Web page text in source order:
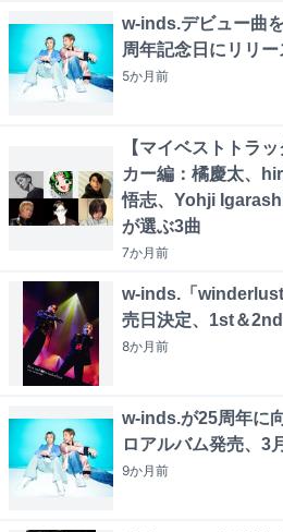
w-inds.デビュー曲
周年記念日にリリー
5か月前
【マイベストトラ
カー編：橘慶太、
悟志、Yohji
が選ぶ3曲
7か月前
w-inds.「
売日決定、1st＆
8か月前
w-inds.が25周年に
ロアルバム発売、3
9か月前